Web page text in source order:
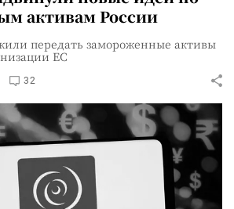
активам России
передать замороженные активы
ЕС
32